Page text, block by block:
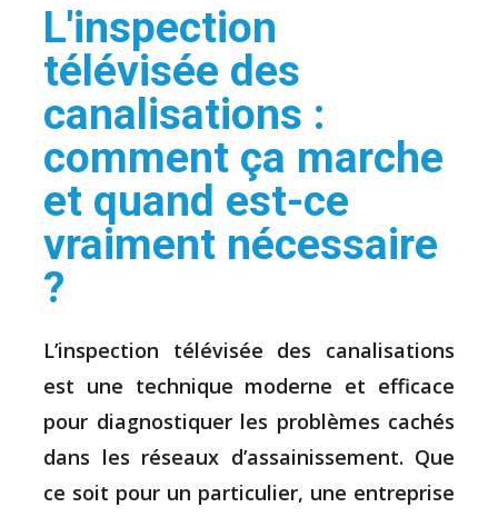
L'inspection
télévisée des
canalisations :
comment ça marche
et quand est-ce
vraiment nécessaire
?
L’inspection télévisée des canalisations
est une technique moderne et efficace
pour diagnostiquer les problèmes cachés
dans les réseaux d’assainissement. Que
ce soit pour un particulier, une entreprise